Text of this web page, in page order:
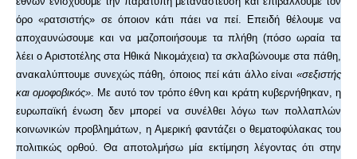
όρο «ρατσιστής» σε όποιον κάτι πάει να πεί. Επειδή θέλουμε να
αποχαυνώσουμε και να μαζοποιήσουμε τα πλήθη (πόσο ωραία τα
λέει ο Αριστοτέλης στα Ηθικά Νικομάχεια) τα σκλαβώνουμε στα πάθη,
ανακαλύπτουμε συνεχώς πάθη, όποιος πεί κάτι άλλο είναι «σεξιστής
και ομοφοβικός». Με αυτό τον τρόπο έθνη και κράτη κυβερνήθηκαν, η
ευρωπαϊκή ένωση δεν μπορεί να συνέλθει λόγω των πολλαπλών
κοινωνικών προβλημάτων, η Αμερική φαντάζει ο θεματοφύλακας του
πολιτικώς ορθού. Θα αποτολμήσω μία εκτίμηση λέγοντας ότι στην